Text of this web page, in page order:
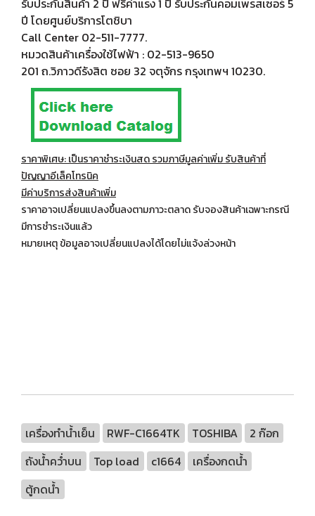
รับประกันสินค้า 2 ปี ฟรีค่าแรง 1 ปี รับประกันคอมเพรสเซอร์ 5
ปี โดยศูนย์บริการโตชิบา
Call Center 02-511-7777.
หมวดสินค้าเครื่องใช้ไฟฟ้า : 02-513-9650
201 ถ.วิภาวดีรังสิต ซอย 32 จตุจักร กรุงเทพฯ 10230.
ราคาพิเศษ: เป็นราคาชำระเงินสด รวมภาษีมูลค่าเพิ่ม รับสินค้าที่
ปัญญาอีเล็คโทรนิค
มีค่าบริการส่งสินค้าเพิ่ม
ราคาอาจเปลี่ยนแปลงขึ้นลงตามภาวะตลาด รับจองสินค้าเฉพาะกรณี
มีการชำระเงินแล้ว
หมายเหตุ ข้อมูลอาจเปลี่ยนแปลงได้โดยไม่แจ้งล่วงหน้า
เครื่องทำน้ำเย็น RWF-C1664TK TOSHIBA
2 ก๊อก
ถังน้ำคว่ำบน
Top load c1664
เครื่องกดน้ำ
ตู้กดน้ำ